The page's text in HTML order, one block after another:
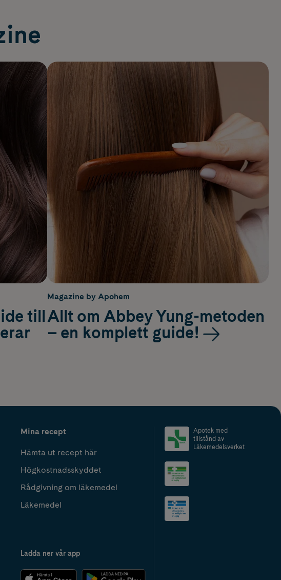
till
Magazine by Apohem
Allt om Abbey Yung-metoden
– en komplett guide!
Mina recept
Hämta ut recept här
Högkostnadsskyddet
Rådgivning om läkemedel
Läkemedel
Ladda ner vår app
Apotek med
tillstånd av
Läkemedelsverket